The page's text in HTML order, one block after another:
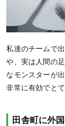
私達のチームで
や、実は人間の
なモンスターが
非常に有効でと
田舎町に外